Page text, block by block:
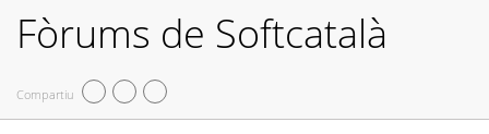
Fòrums de Softcatalà
Compartiu